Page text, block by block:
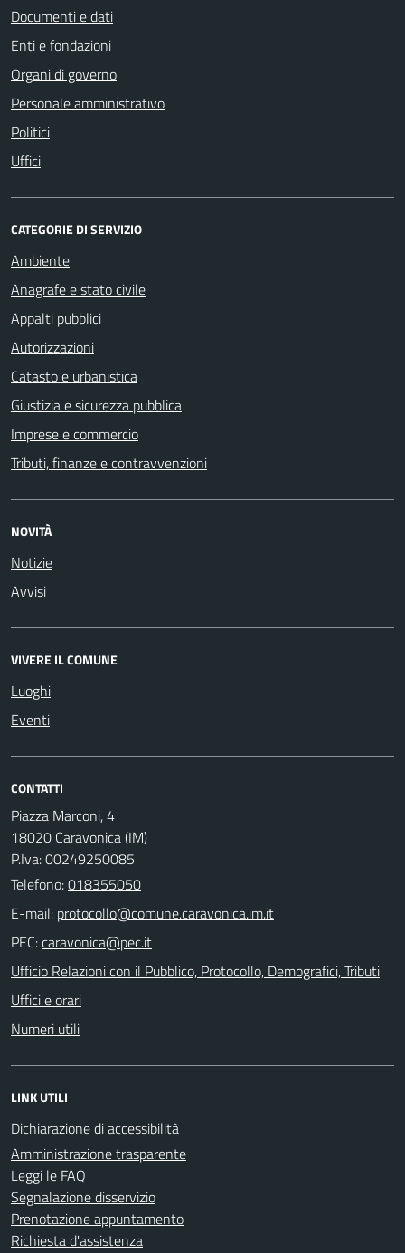
Documenti e dati
Enti e fondazioni
Organi di governo
Personale amministrativo
Politici
Uffici
CATEGORIE DI SERVIZIO
Ambiente
Anagrafe e stato civile
Appalti pubblici
Autorizzazioni
Catasto e urbanistica
Giustizia e sicurezza pubblica
Imprese e commercio
Tributi, finanze e contravvenzioni
NOVITÀ
Notizie
Avvisi
VIVERE IL COMUNE
Luoghi
Eventi
CONTATTI
Piazza Marconi, 4
18020 Caravonica (IM)
P.Iva: 00249250085
Telefono:018355050
E-mail:
PEC:
Ufficio Relazioni con il Pubblico, Protocollo, Demografici, Tributi
Uffici e orari
Numeri utili
LINK UTILI
Dichiarazione di accessibilità
Amministrazione trasparente
Leggi le FAQ
Segnalazione disservizio
Prenotazione appuntamento
Richiesta d'assistenza